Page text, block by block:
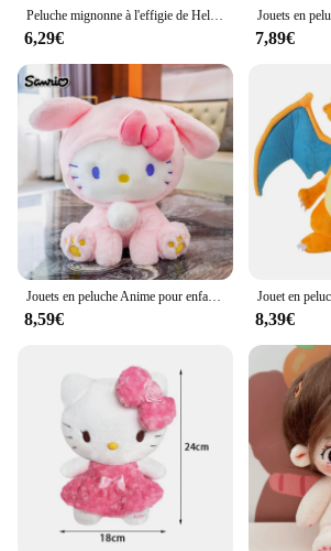
Peluche mignonne à l'effigie de Hellokitty Kuromi, jouet doux, idéal comme cadeau d'anniversaire pour une petite amie ou un enfant
6,29€ 7,89€
Jouets en peluche Anime pour enfants, poupées de dessin animé, Sanurgente, Hello Kitty, KT, chat, lapin, mignon, Kawaii, cadeau d'anniversaire pour bébé, petite amie
8,59€ 8,39€